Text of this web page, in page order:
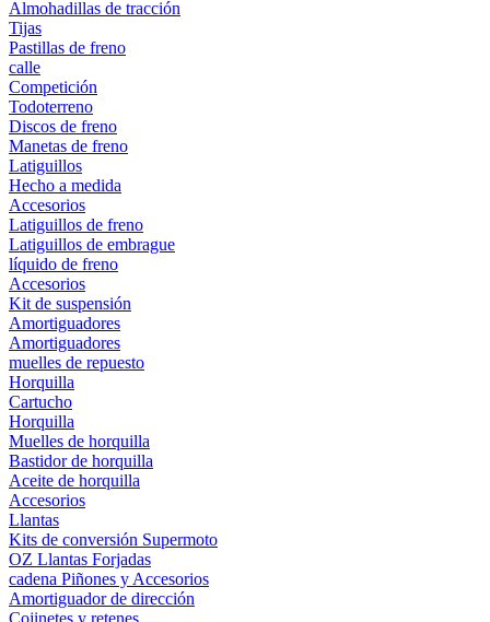
Almohadillas de tracción
Tijas
Pastillas de freno
calle
Competición
Todoterreno
Discos de freno
Manetas de freno
Latiguillos
Hecho a medida
Accesorios
Latiguillos de freno
Latiguillos de embrague
líquido de freno
Accesorios
Kit de suspensión
Amortiguadores
Amortiguadores
muelles de repuesto
Horquilla
Cartucho
Horquilla
Muelles de horquilla
Bastidor de horquilla
Aceite de horquilla
Accesorios
Llantas
Kits de conversión Supermoto
OZ Llantas Forjadas
cadena Piñones y Accesorios
Amortiguador de dirección
Cojinetes y retenes